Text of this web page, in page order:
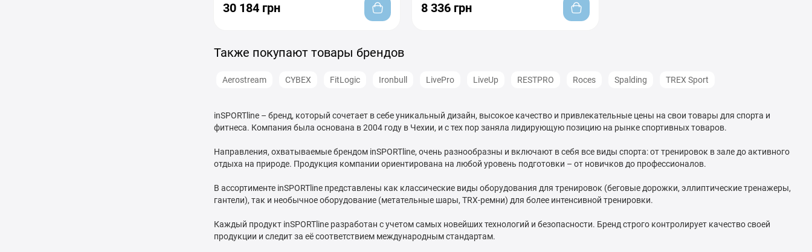
30 184 грн 8 336 грн
Также покупают товары брендов
Aerostream CYBEX FitLogic Ironbull LivePro LiveUp RESTPRO Roces Spalding TREX Sport
inSPORTline – бренд, который сочетает в себе уникальный дизайн, высокое качество и привлекательные цены на свои товары для спорта и
фитнеса. Компания была основана в 2004 году в Чехии, и с тех пор заняла лидирующую позицию на рынке спортивных товаров.
Направления, охватываемые брендом inSPORTline, очень разнообразны и включают в себя все виды спорта: от тренировок в зале до активного
отдыха на природе. Продукция компании ориентирована на любой уровень подготовки – от новичков до профессионалов.
В ассортименте inSPORTline представлены как классические виды оборудования для тренировок (беговые дорожки, эллиптические тренажеры,
гантели), так и необычное оборудование (метательные шары, TRX-ремни) для более интенсивной тренировки.
Каждый продукт inSPORTline разработан с учетом самых новейших технологий и безопасности. Бренд строго контролирует качество своей
продукции и следит за её соответствием международным стандартам.